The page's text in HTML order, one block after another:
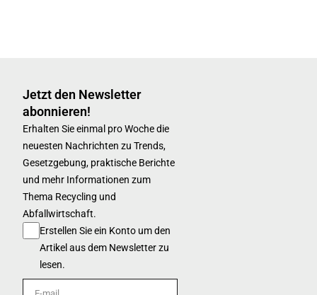
Jetzt den Newsletter
abonnieren!
Erhalten Sie einmal pro Woche die
neuesten Nachrichten zu Trends,
Gesetzgebung, praktische Berichte
und mehr Informationen zum
Thema Recycling und
Abfallwirtschaft.
Erstellen Sie ein Konto um den
Artikel aus dem Newsletter zu
lesen.
E-mail